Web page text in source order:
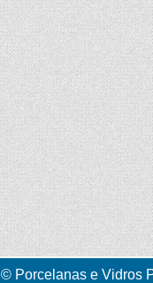
© Porcelanas e Vidros